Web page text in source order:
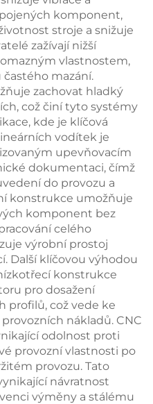
komponent,
stroje a snižuje
zažívají nižší
vlastnostem,
mazání.
zachovat hladký
což činí tyto systémy
kde je klíčová
vodítek je
upevňovacím
dokumentaci, čímž
do provozu a
konstrukce umožňuje
komponent bez
celého
výrobní prostoj
Další klíčovou výhodou
konstrukce
pro dosažení
profilů, což vede ke
nákladů. CNC
odolnost proti
provozní vlastnosti po
provozu. Tato
návratnost
výměny a stálému